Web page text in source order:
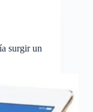
surgir un